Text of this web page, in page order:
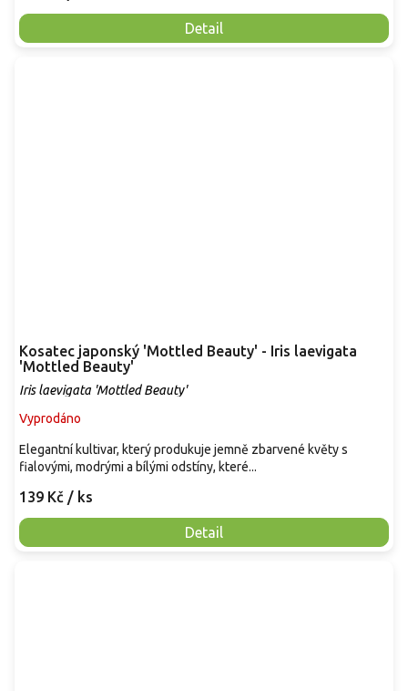
Detail
Kosatec japonský 'Mottled Beauty' - Iris laevigata
'Mottled Beauty'
Iris laevigata 'Mottled Beauty'
Vyprodáno
139 Kč / ks
Detail
Elegantní kultivar, který produkuje jemně zbarvené květy s
fialovými, modrými a bílými odstíny, které...